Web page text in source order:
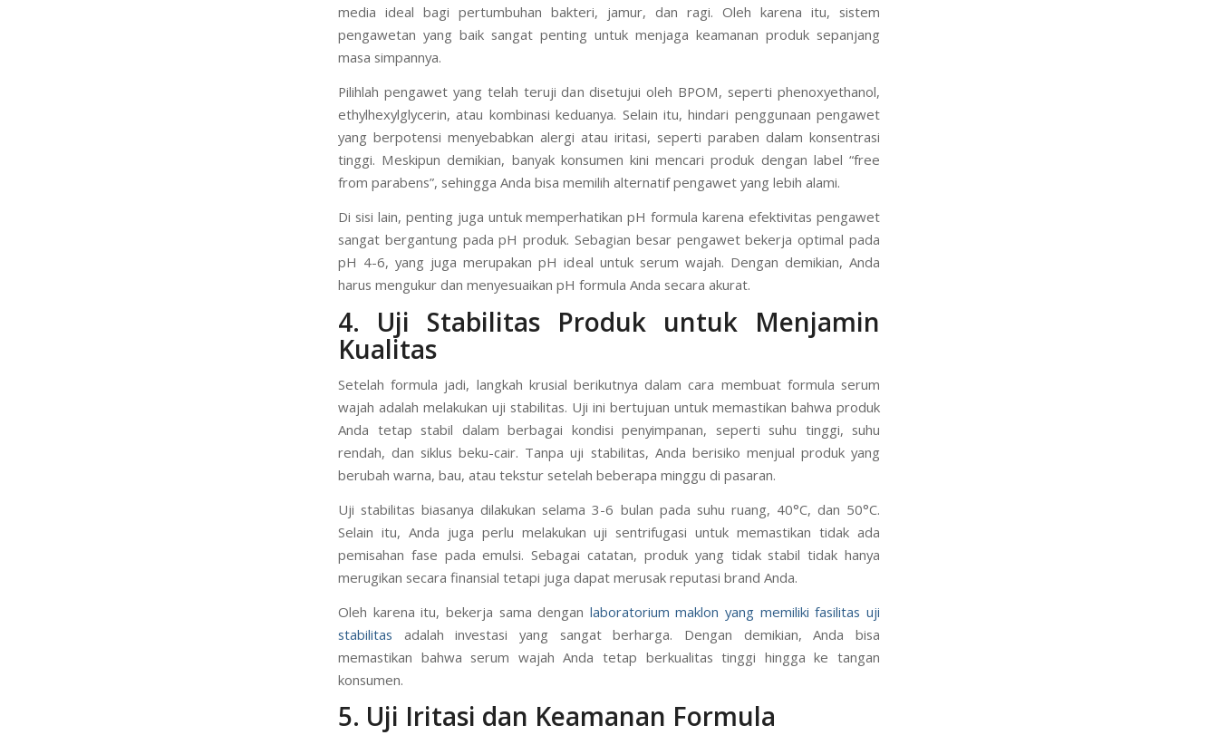
media ideal bagi pertumbuhan bakteri, jamur, dan ragi. Oleh karena itu, sistem
pengawetan yang baik sangat penting untuk menjaga keamanan produk sepanjang
masa simpannya.
Pilihlah pengawet yang telah teruji dan disetujui oleh BPOM, seperti phenoxyethanol,
ethylhexylglycerin, atau kombinasi keduanya. Selain itu, hindari penggunaan pengawet
yang berpotensi menyebabkan alergi atau iritasi, seperti paraben dalam konsentrasi
tinggi. Meskipun demikian, banyak konsumen kini mencari produk dengan label “free
from parabens”, sehingga Anda bisa memilih alternatif pengawet yang lebih alami.
Di sisi lain, penting juga untuk memperhatikan pH formula karena efektivitas pengawet
sangat bergantung pada pH produk. Sebagian besar pengawet bekerja optimal pada
pH 4-6, yang juga merupakan pH ideal untuk serum wajah. Dengan demikian, Anda
harus mengukur dan menyesuaikan pH formula Anda secara akurat.
4. Uji Stabilitas Produk untuk Menjamin
Kualitas
Setelah formula jadi, langkah krusial berikutnya dalam cara membuat formula serum
wajah adalah melakukan uji stabilitas. Uji ini bertujuan untuk memastikan bahwa produk
Anda tetap stabil dalam berbagai kondisi penyimpanan, seperti suhu tinggi, suhu
rendah, dan siklus beku-cair. Tanpa uji stabilitas, Anda berisiko menjual produk yang
berubah warna, bau, atau tekstur setelah beberapa minggu di pasaran.
Uji stabilitas biasanya dilakukan selama 3-6 bulan pada suhu ruang, 40°C, dan 50°C.
Selain itu, Anda juga perlu melakukan uji sentrifugasi untuk memastikan tidak ada
pemisahan fase pada emulsi. Sebagai catatan, produk yang tidak stabil tidak hanya
merugikan secara finansial tetapi juga dapat merusak reputasi brand Anda.
Oleh karena itu, bekerja sama dengan laboratorium maklon yang memiliki fasilitas uji
stabilitas adalah investasi yang sangat berharga. Dengan demikian, Anda bisa
memastikan bahwa serum wajah Anda tetap berkualitas tinggi hingga ke tangan
konsumen.
5. Uji Iritasi dan Keamanan Formula